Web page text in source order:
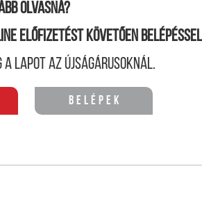
olvasná?
előfizetést követően
a lapot az újságárusoknál.
Belépek